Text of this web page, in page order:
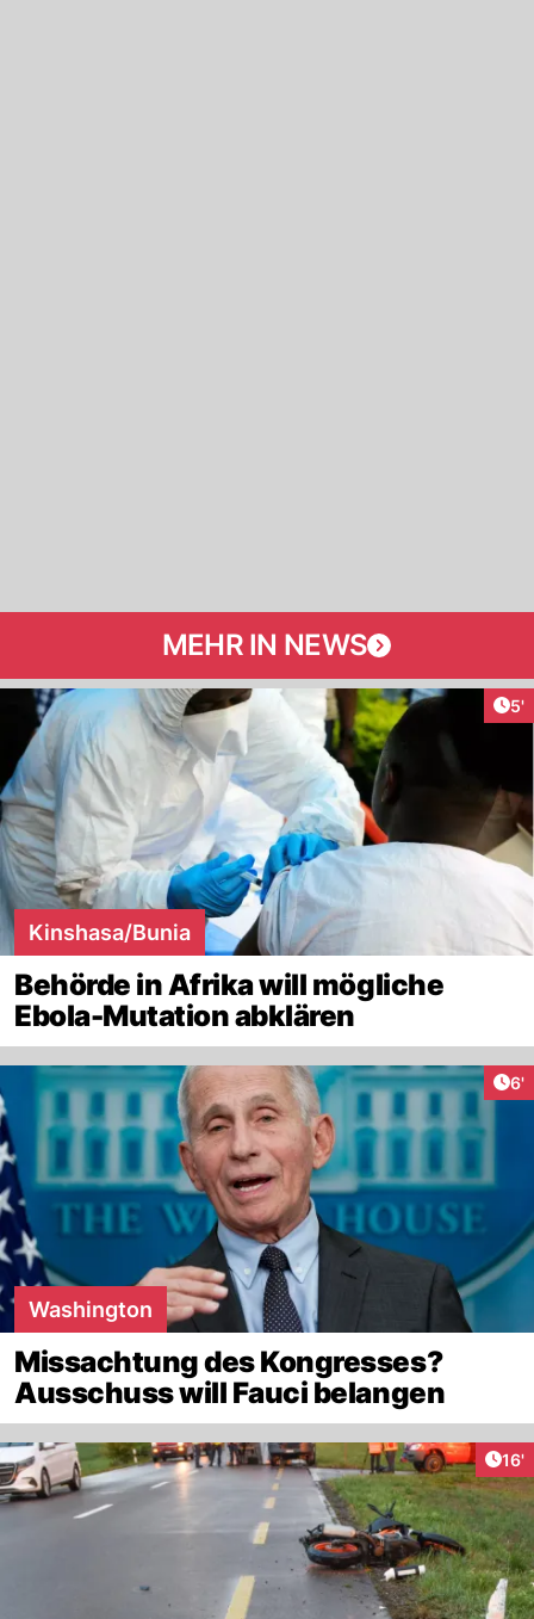
MEHR IN NEWS
5'
Kinshasa/Bunia
Behörde in Afrika will mögliche
Ebola-Mutation abklären
6'
Washington
Missachtung des Kongresses?
Ausschuss will Fauci belangen
16'